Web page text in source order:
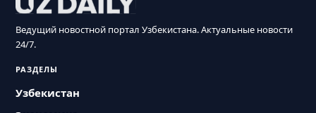
Ведущий новостной портал Узбекистана. Актуальные новости
24/7.
РАЗДЕЛЫ
Узбекистан